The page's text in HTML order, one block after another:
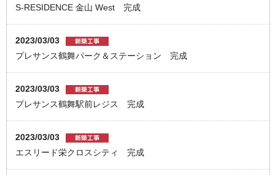
S-RESIDENCE 金山 West 完成
2023/03/03
プレサンス鶴舞パーク＆ステーション 完成
2023/03/03
プレサンス鶴舞駅前レジス 完成
2023/03/03
エスリード栄クロスシティ 完成